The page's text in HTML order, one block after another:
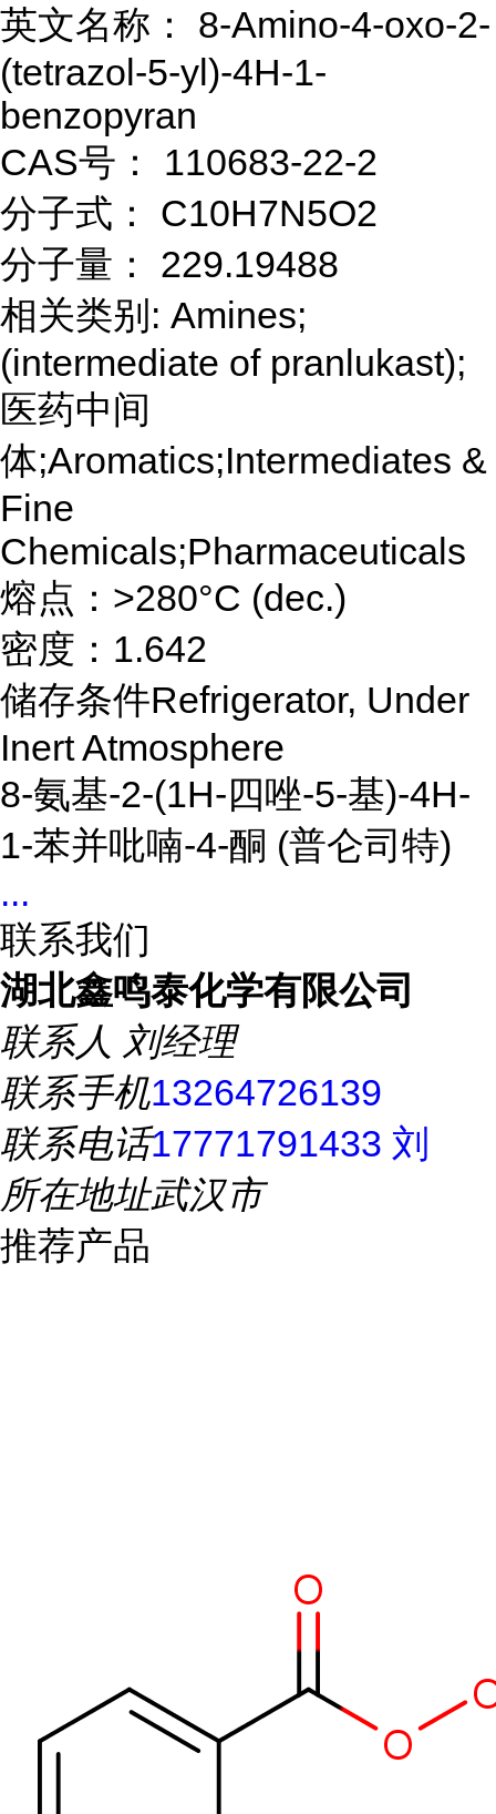
英文名称： 8-Amino-4-oxo-2-
(tetrazol-5-yl)-4H-1-
benzopyran
CAS号： 110683-22-2
分子式： C10H7N5O2
分子量： 229.19488
相关类别: Amines;
(intermediate of pranlukast);
医药中间
体;Aromatics;Intermediates &
Fine
Chemicals;Pharmaceuticals
熔点：>280°C (dec.)
密度：1.642
储存条件Refrigerator, Under
Inert Atmosphere
8-氨基-2-(1H-四唑-5-基)-4H-
1-苯并吡喃-4-酮 (普仑司特)
...
联系我们
湖北鑫鸣泰化学有限公司
联系人 刘经理
联系手机13264726139
联系电话17771791433 刘
所在地址武汉市
推荐产品